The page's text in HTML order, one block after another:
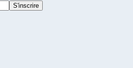
S'inscrire